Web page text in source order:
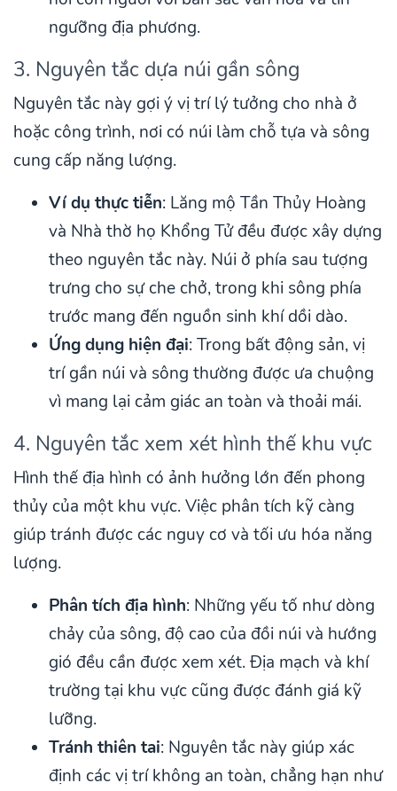
ngưỡng địa phương.
3. Nguyên tắc dựa núi gần sông
Nguyên tắc này gợi ý vị trí lý tưởng cho nhà ở
hoặc công trình, nơi có núi làm chỗ tựa và sông
cung cấp năng lượng.
Ví dụ thực tiễn: Lăng mộ Tần Thủy Hoàng
và Nhà thờ họ Khổng Tử đều được xây dựng
theo nguyên tắc này. Núi ở phía sau tượng
trưng cho sự che chở, trong khi sông phía
trước mang đến nguồn sinh khí dồi dào.
Ứng dụng hiện đại: Trong bất động sản, vị
trí gần núi và sông thường được ưa chuộng
vì mang lại cảm giác an toàn và thoải mái.
4. Nguyên tắc xem xét hình thế khu vực
Hình thế địa hình có ảnh hưởng lớn đến phong
thủy của một khu vực. Việc phân tích kỹ càng
giúp tránh được các nguy cơ và tối ưu hóa năng
lượng.
Phân tích địa hình: Những yếu tố như dòng
chảy của sông, độ cao của đồi núi và hướng
gió đều cần được xem xét. Địa mạch và khí
trường tại khu vực cũng được đánh giá kỹ
lưỡng.
Tránh thiên tai: Nguyên tắc này giúp xác
định các vị trí không an toàn, chẳng hạn như